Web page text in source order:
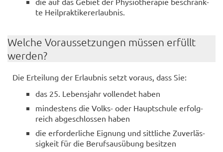
te Heil­prak­ti­ker­er­laub­nis.
Wel­che Vor­aus­set­zun­gen müs­sen er­füllt
wer­den?
Die Er­tei­lung der Er­laub­nis setzt vor­aus, dass Sie:
das 25. Le­bens­jahr voll­endet haben
min­des­tens die Volks-​ oder Haupt­schu­le er­folg­
reich ab­ge­schlos­sen haben
die er­for­der­li­che Eig­nung und sitt­li­che Zu­ver­läs­
sig­keit für die Be­rufs­aus­übung be­sit­zen